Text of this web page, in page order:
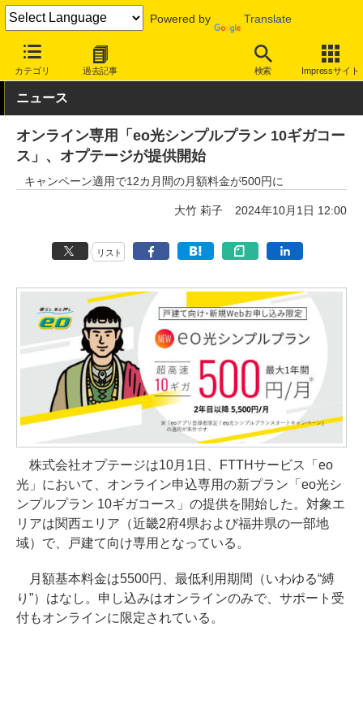
Powered by Translate
カテゴリ 過去記事 検索 Impressサイト
INTERNET Watch サービス/ソフト 固定回線
ニュース
オンライン専用「eo光シンプルプラン 10ギガコー
ス」、オプテージが提供開始
キャンペーン適用で12カ月間の月額料金が500円に
大竹 莉子 2024年10月1日 12:00
リスト
株式会社オプテージは10月1日、FTTHサービス「eo
光」において、オンライン申込専用の新プラン「eo光シ
ンプルプラン 10ギガコース」の提供を開始した。対象エ
リアは関西エリア（近畿2府4県および福井県の一部地
域）で、戸建て向け専用となっている。
月額基本料金は5500円、最低利用期間（いわゆる“縛
り”）はなし。申し込みはオンラインのみで、サポート受
付もオンラインに限定されている。